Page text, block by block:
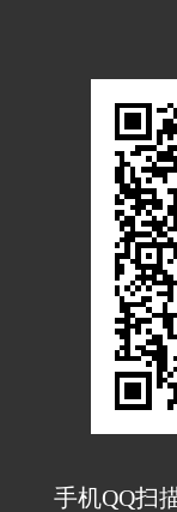
手机QQ扫